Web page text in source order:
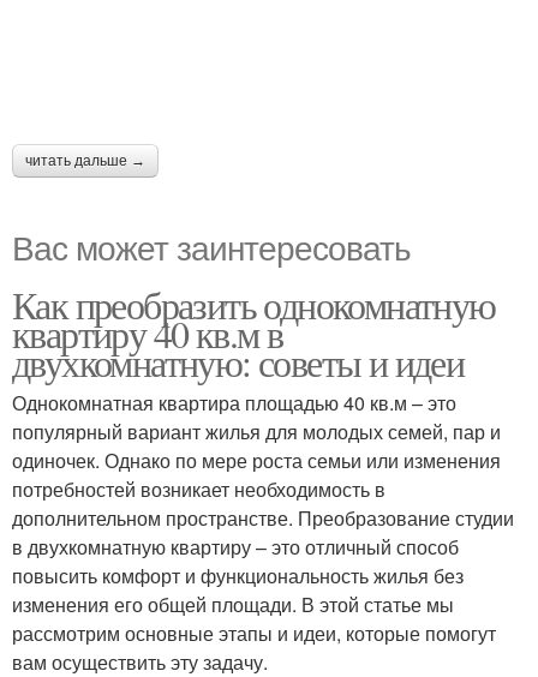
читать дальше →
Вас может заинтересовать
Как преобразить однокомнатную
квартиру 40 кв.м в
двухкомнатную: советы и идеи
Однокомнатная квартира площадью 40 кв.м – это
популярный вариант жилья для молодых семей, пар и
одиночек. Однако по мере роста семьи или изменения
потребностей возникает необходимость в
дополнительном пространстве. Преобразование студии
в двухкомнатную квартиру – это отличный способ
повысить комфорт и функциональность жилья без
изменения его общей площади. В этой статье мы
рассмотрим основные этапы и идеи, которые помогут
вам осуществить эту задачу.